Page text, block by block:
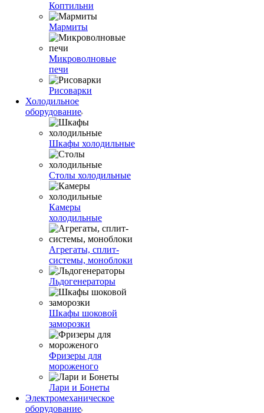
Коптильни
Мармиты
Микроволновые
печи
Рисоварки
Холодильное
оборудование
Шкафы холодильные
Столы холодильные
Камеры
холодильные
Агрегаты, сплит-
системы, моноблоки
Льдогенераторы
Шкафы шоковой
заморозки
Фризеры для
мороженого
Лари и Бонеты
Электромеханическое
оборудование